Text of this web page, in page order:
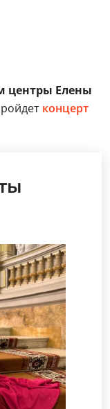
центры Елены
концерт